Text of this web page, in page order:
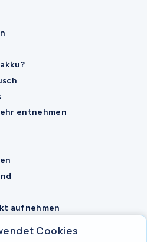
Cookies
entnehmen
aufnehmen